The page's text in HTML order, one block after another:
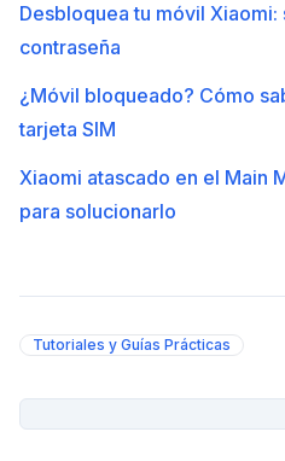
Desbloquea tu móvil
contraseña
¿Móvil bloqueado? Cómo
tarjeta SIM
Xiaomi atascado en el Main
para solucionarlo
Tutoriales y Guías Prácticas